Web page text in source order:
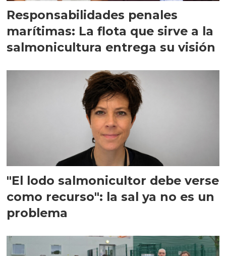
Responsabilidades penales
marítimas: La flota que sirve a la
salmonicultura entrega su visión
"El lodo salmonicultor debe verse
como recurso": la sal ya no es un
problema